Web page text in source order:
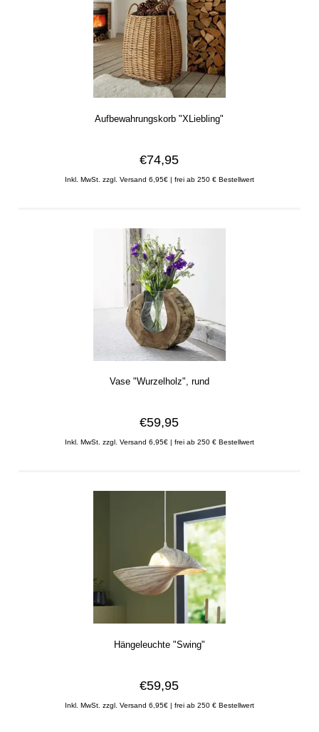
Aufbewahrungskorb "XLiebling"
€74,95
Inkl. MwSt. zzgl. Versand 6,95€ | frei ab 250 € Bestellwert
Vase "Wurzelholz", rund
€59,95
Inkl. MwSt. zzgl. Versand 6,95€ | frei ab 250 € Bestellwert
Hängeleuchte "Swing"
€59,95
Inkl. MwSt. zzgl. Versand 6,95€ | frei ab 250 € Bestellwert